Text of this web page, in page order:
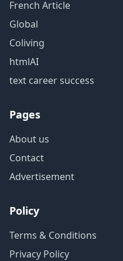
French Article
Global
Coliving
htmlAI
text career success
Pages
About us
Contact
Advertisement
Policy
Terms & Conditions
Privacy Policy